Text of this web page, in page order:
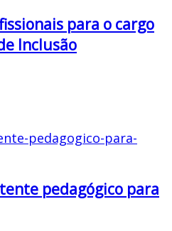
para o cargo
Inclusão
pedagógico para